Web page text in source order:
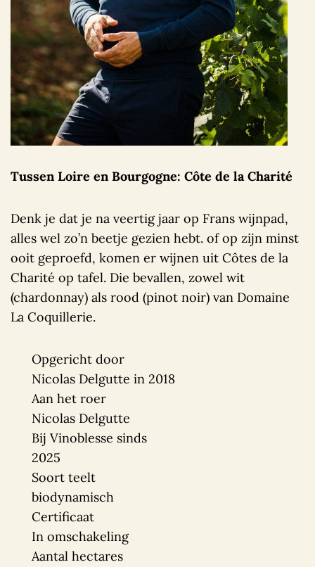
Tussen Loire en Bourgogne: Côte de la Charité
Denk je dat je na veertig jaar op Frans wijnpad,
alles wel zo’n beetje gezien hebt. of op zijn minst
ooit geproefd, komen er wijnen uit Côtes de la
Charité op tafel. Die bevallen, zowel wit
(chardonnay) als rood (pinot noir) van Domaine
La Coquillerie.
Opgericht door
Nicolas Delgutte in 2018
Aan het roer
Nicolas Delgutte
Bij Vinoblesse sinds
2025
Soort teelt
biodynamisch
Certificaat
In omschakeling
Aantal hectares